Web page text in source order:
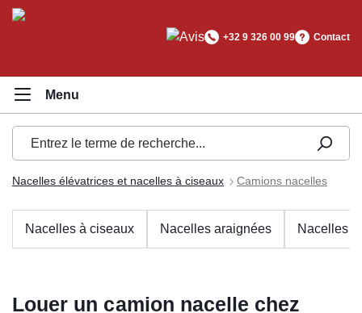
principal
+32 9 326 00 99 Contact
Nacelles élévatrices et nacelles à ciseaux Camions nacelles
Nacelles à ciseaux Nacelles araignées Nacelles
Louer un camion nacelle chez